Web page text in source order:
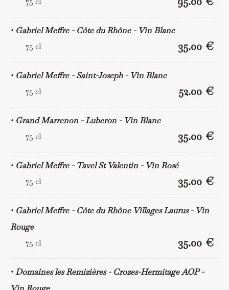
Gabriel Meffre - Côte du Rhône - Vin Blanc
75 cl 35.00 €
Gabriel Meffre - Saint-Joseph - Vin Blanc
75 cl 52.00 €
Grand Marrenon - Luberon - Vin Blanc
75 cl 35.00 €
Gabriel Meffre - Tavel St Valentin - Vin Rosé
75 cl 35.00 €
Gabriel Meffre - Côte du Rhône Villages Laurus - Vin
Rouge
75 cl 35.00 €
Domaines les Remizières - Crozes-Hermitage AOP -